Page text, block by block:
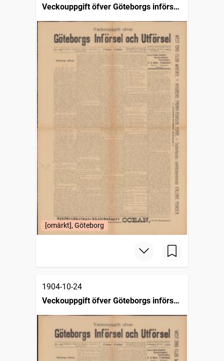
Veckouppgift öfver Göteborgs införsel
[omärkt], Göteborg
1904-10-24
Veckouppgift öfver Göteborgs införsel